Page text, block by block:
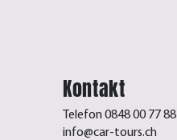
Kontakt
Telefon 0848 00 77 88
info@car-tours.ch